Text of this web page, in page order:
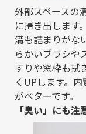
外部スペースの
に掃き出します
溝も詰まりがな
らかいブラシや
すりや窓枠も拭
くUPします。
がベターです。
「臭い」にも注